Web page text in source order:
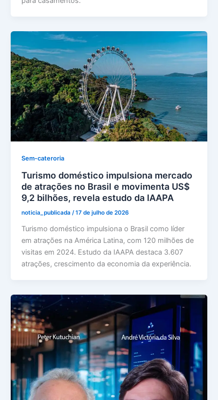
Sem-cateroria
Turismo doméstico impulsiona mercado
de atrações no Brasil e movimenta US$
9,2 bilhões, revela estudo da IAAPA
noticia_publicada /17 de julho de 2026
Turismo doméstico impulsiona o Brasil como líder
em atrações na América Latina, com 120 milhões de
visitas em 2024. Estudo da IAAPA destaca 3.607
atrações, crescimento da economia da experiência.